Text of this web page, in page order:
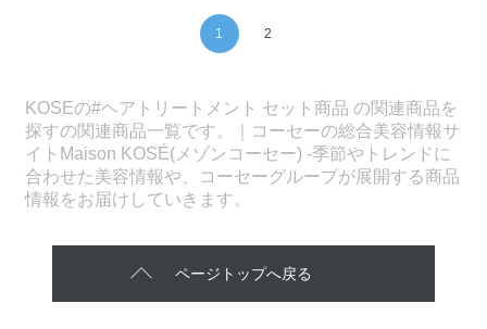
1 2
KOSEの#ヘアトリートメント セット商品 の関連商品を
探すの関連商品一覧です。｜コーセーの総合美容情報サ
イトMaison KOSÉ(メゾンコーセー) -季節やトレンドに
合わせた美容情報や、コーセーグループが展開する商品
情報をお届けしていきます。
ページトップへ戻る